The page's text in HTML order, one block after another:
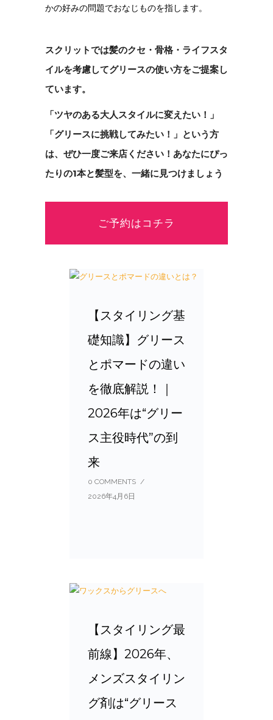
かの好みの問題でおなじものを指します。
スクリットでは髪のクセ・骨格・ライフスタ
イルを考慮してグリースの使い方をご提案し
ています。
「ツヤのある大人スタイルに変えたい！」
「グリースに挑戦してみたい！」という方
は、ぜひ一度ご来店ください！あなたにぴっ
たりの1本と髪型を、一緒に見つけましょう
ご予約はコチラ
【スタイリング基
礎知識】グリース
とポマードの違い
を徹底解説！｜
2026年は“グリー
ス主役時代”の到
来
0 COMMENTS /
2026年4月6日
【スタイリング最
前線】2026年、
メンズスタイリン
グ剤は“グリース